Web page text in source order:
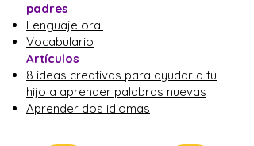
padres
Lenguaje oral
Vocabulario
Artículos
8 ideas creativas para ayudar a tu
hijo a aprender palabras nuevas
Aprender dos idiomas